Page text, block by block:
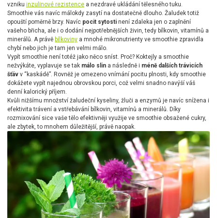
vzniku inzulinové rezistence a nezdravé ukládání tělesného tuku.
Smoothie vás navíc málokdy zasytí na dostatečně dlouho. Žaludek totiž
opouští poměrně brzy. Navíc pocit sytosti není zdaleka jen o zaplnění
vašeho břicha, ale i o dodání nejpotřebnějších živin, tedy bílkovin, vitamínů a
minerálů. A právě bílkoviny a mnohé mikronutrienty ve smoothie zpravidla
chybí nebo jich je tam jen velmi málo.
Vypít smoothie není totéž jako něco sníst. Proč? Koktejly a smoothie
nežvýkáte, vyplavuje se tak málo slin a následně i méně dalších trávicích
šťáv v “kaskádě”. Rovněž je omezeno vnímání pocitu plnosti, kdy smoothie
dokážete vypít najednou obrovskou porci, což velmi snadno navýší váš
denní kalorický příjem.
Kvůli nižšímu množství žaludeční kyseliny, žluči a enzymů je navíc snížena i
efektivita trávení a vstřebávání bílkovin, vitamínů a minerálů. Díky
rozmixování sice vaše tělo efektivněji využije ve smoothie obsažené cukry,
ale zbytek, to mnohem důležitější, právě naopak.